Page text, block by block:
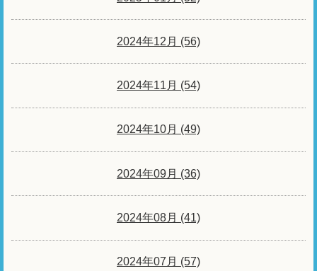
2024年12月 (56)
2024年11月 (54)
2024年10月 (49)
2024年09月 (36)
2024年08月 (41)
2024年07月 (57)